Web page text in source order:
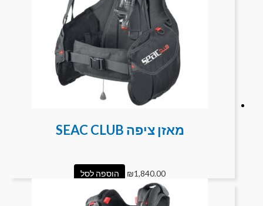
מאזן ציפה SEAC CLUB
₪1,840.00 הוספה לסל